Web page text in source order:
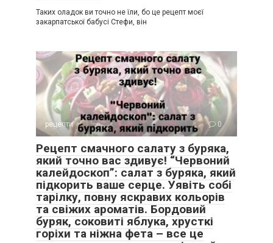
Таких оладок ви точно не їли, бо це рецепт моєї
закарпатської бабусі Стефи, він
рецепти 0
Рецепт смачного салату з буряка,
який точно вас здивує! “Червоний
калейдоскоп”: салат з буряка, який
підкорить ваше серце. Уявіть собі
тарілку, повну яскравих кольорів
та свіжих ароматів. Бордовий
буряк, соковиті яблука, хрусткі
горіхи та ніжна фета – все це